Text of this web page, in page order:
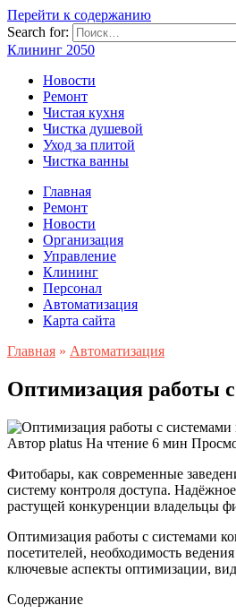
Перейти к содержанию
Search for:
Клининг 2050
Новости
Ремонт
Чистая кухня
Чистка душевой
Уход за плитой
Чистка ванны
Главная
Ремонт
Новости
Организация
Управление
Клининг
Персонал
Автоматизация
Карта сайта
Главная » Автоматизация
Оптимизация работы
Автор platus На чтение 6 мин
Фитобары, как современные
систему контроля доступа.
растущей конкуренции владельцы
Оптимизация работы с системами
посетителей, необходимость
ключевые аспекты оптимизации,
Содержание